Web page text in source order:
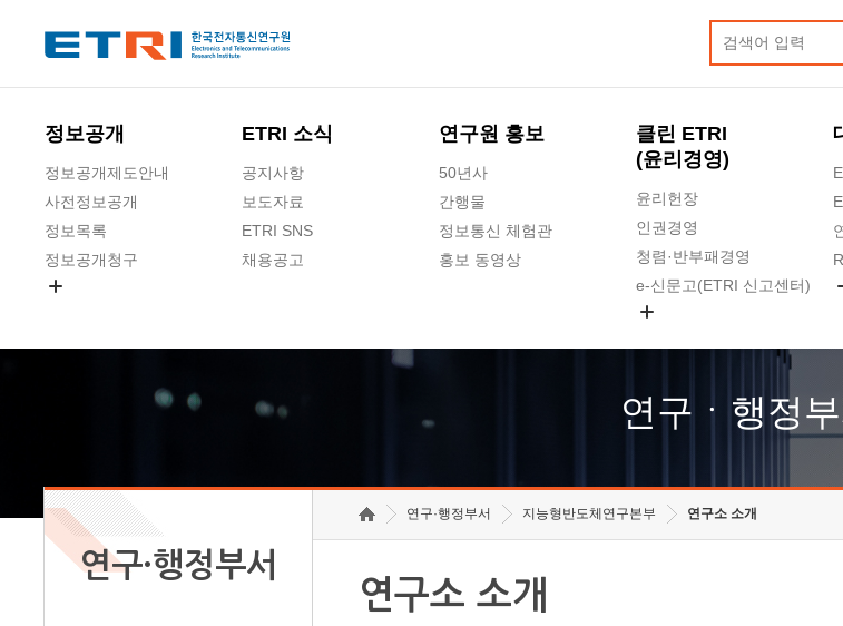
정보공개
정보공개제도안내
사전정보공개
정보목록
정보공개청구
ETRI 소식
공지사항
보도자료
ETRI SNS
채용공고
연구원 홍보
50년사
간행물
정보통신 체험관
홍보 동영상
클린 ETRI
(윤리경영)
윤리헌장
인권경영
청렴·반부패경영
e-신문고(ETRI 신고센터)
고객의소리
수의계약 현황
연구ㆍ행정
연구·행정부서
연구·행정부서 지능형반도체연구본부 연구소 소개
연구소 소개